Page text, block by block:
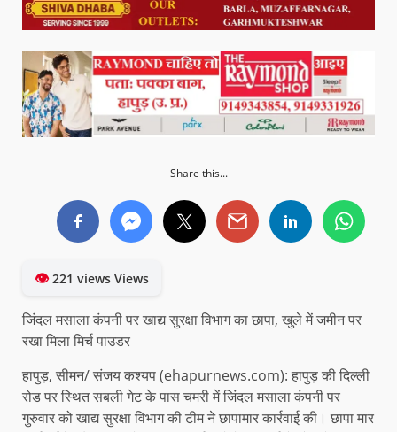
Share this...
👁221 views Views
जिंदल मसाला कंपनी पर खाद्य सुरक्षा विभाग का छापा, खुले में जमीन पर
रखा मिला मिर्च पाउडर
हापुड़, सीमन/ संजय कश्यप (ehapurnews.com): हापुड़ की दिल्ली
रोड पर स्थित सबली गेट के पास चमरी में जिंदल मसाला कंपनी पर
गुरुवार को खाद्य सुरक्षा विभाग की टीम ने छापामार कार्रवाई की। छापा मार